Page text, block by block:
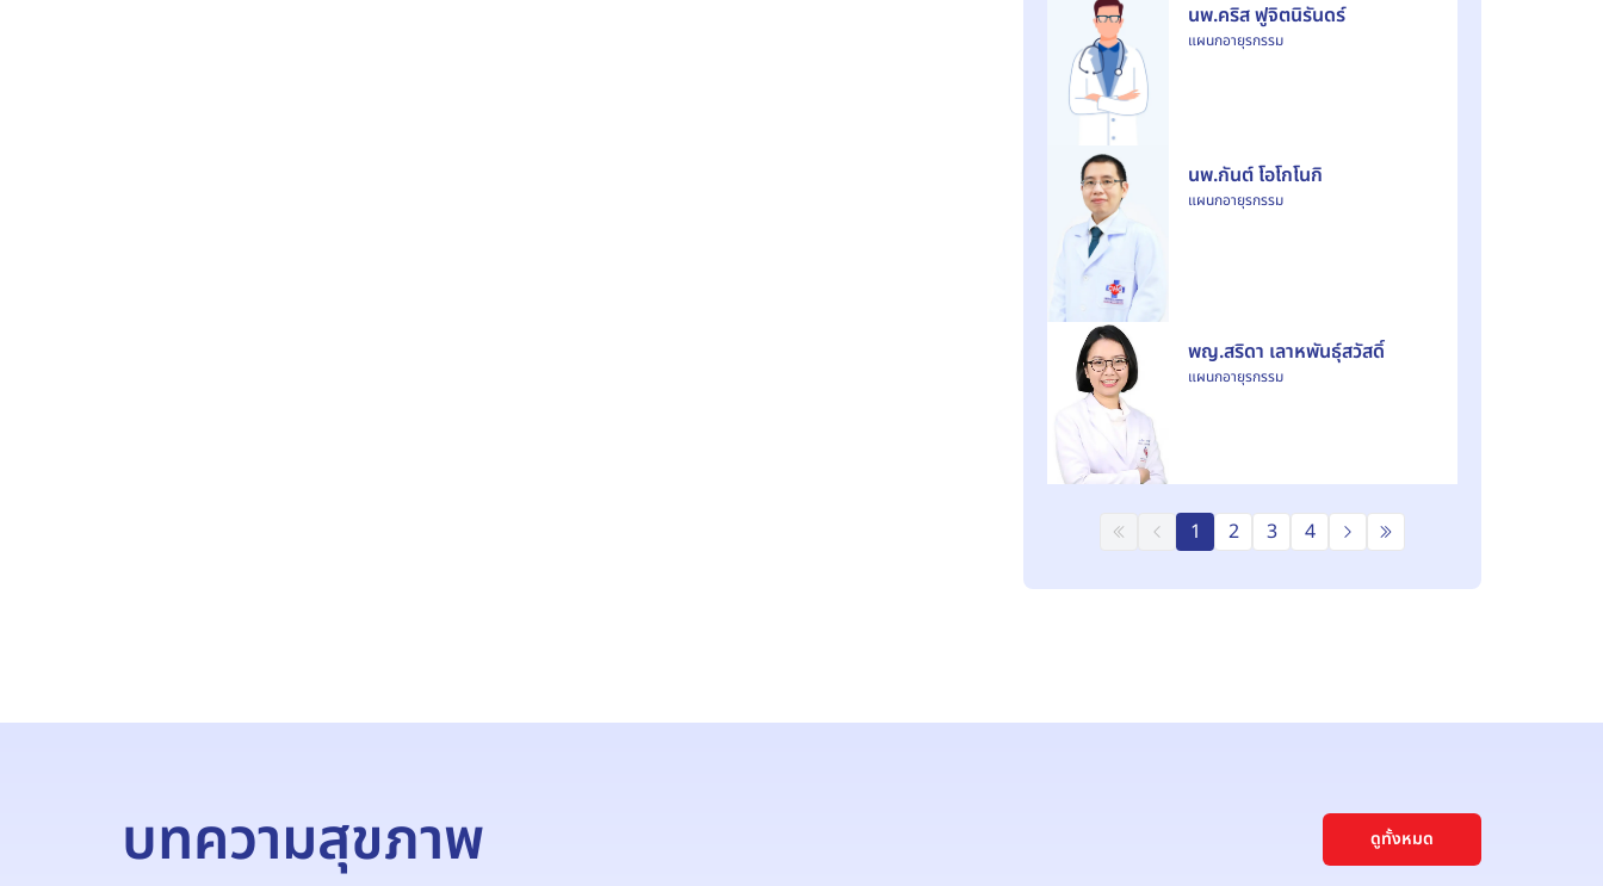
นพ.คริส ฟูจิตนิรันดร์
แผนกอายุรกรรม
นพ.กันต์ โอโกโนกิ
แผนกอายุรกรรม
พญ.สริดา เลาหพันธุ์สวัสดิ์
แผนกอายุรกรรม
1 2 3 4
บทความสุขภาพ ดูทั้งหมด